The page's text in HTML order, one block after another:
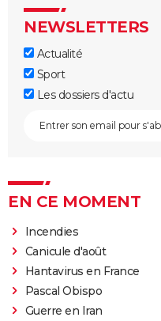
NEWSLETTERS
Actualité
Sport
Les dossiers d'actu
EN CE MOMENT
Incendies
Canicule d'août
Hantavirus en France
Pascal Obispo
Guerre en Iran